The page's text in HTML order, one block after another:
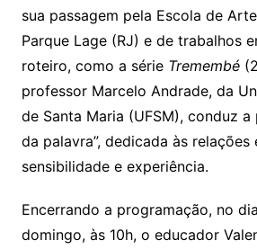
sua passagem pela Escola de
Parque Lage (RJ) e de trabalhos
roteiro, como a série Tremembé
professor Marcelo Andrade, da
de Santa Maria (UFSM), conduz a
da palavra”, dedicada às relações
sensibilidade e experiência.
Encerrando a programação, no
domingo, às 10h, o educador